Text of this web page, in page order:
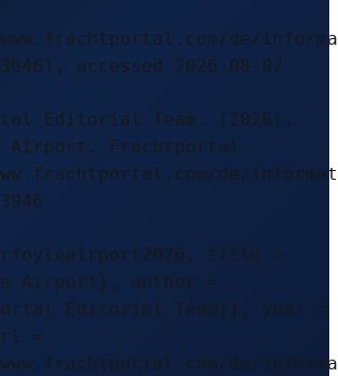
de/
accessed 2026-08-07
Editorial Team. (2026).
Airport. Frachtportal.
de/
title =
Airport}, author =
Editorial Team}}, year =
=
de/